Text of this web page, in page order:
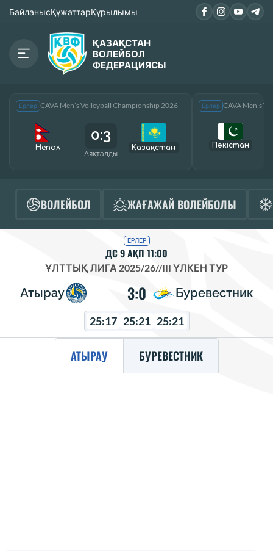
БайланысҚұжаттарҚұрылымы
ҚАЗАҚСТАН
ВОЛЕЙБОЛ
ФЕДЕРАЦИЯСЫ
Ерлер CAVA Men’s Volleyball Championship 2026
Непал
0:3
Аяқталды
Қазақcтан
Ерлер CAVA Men’s
Пәкістан
ВОЛЕЙБОЛ ЖАҒАЖАЙ ВОЛЕЙБОЛЫ
ЕРЛЕР
ДС 9 АҚП 11:00
ҰЛТТЫҚ ЛИГА 2025/26//III ҮЛКЕН ТУР
Атырау 3:0 Буревестник
25:17 25:21 25:21
АТЫРАУ БУРЕВЕСТНИК